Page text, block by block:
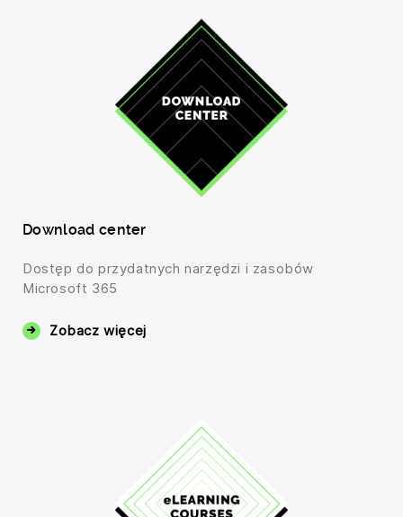
Download center
Dostęp do przydatnych narzędzi i zasobów
Microsoft 365
Zobacz więcej